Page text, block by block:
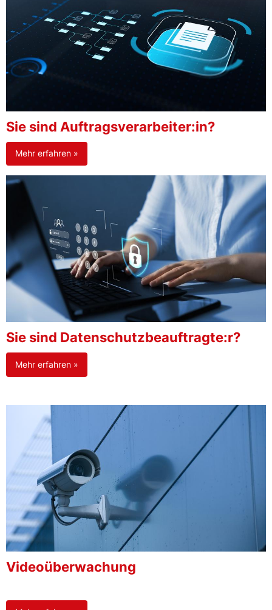
Sie sind Auftragsverarbeiter:in?
Mehr erfahren »
Sie sind Datenschutzbeauftragte:r?
Mehr erfahren »
Videoüberwachung